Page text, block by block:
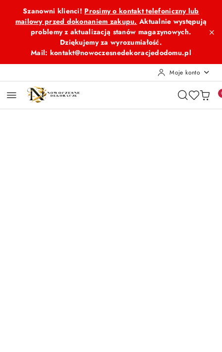
Przejdź do treści głównej
Przejdź do wyszukiwarki
Przejdź do moje konto
Przejdź do menu głównego
Przejdź do opisu produktu
Przejdź do stopki
Szanowni klienci! Prosimy o kontakt telefoniczny lub
mailowy przed dokonaniem zakupu. Aktualnie występują
problemy z aktualizacją stanów magazynowych.
Dziękujemy za wyrozumiałość.
Mail: kontakt@nowoczesnedekoracjedodomu.pl
Moje konto